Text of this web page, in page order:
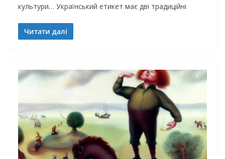
культури… Український етикет має дві традиційні
Читати далі